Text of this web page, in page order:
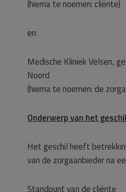
(hierna te noemen: cliënte)
en
Medische Kliniek Velsen,
Noord
(hierna te noemen: de
Onderwerp van het geschil
Het geschil heeft
van de zorgaanbieder na
Standpunt van de cliënte